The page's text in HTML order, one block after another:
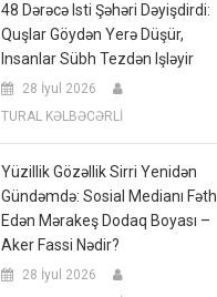
48 Dərəcə Isti Şəhəri Dəyişdirdi:
Quşlar Göydən Yerə Düşür,
Insanlar Sübh Tezdən Işləyir
28 İyul 2026
TURAL KƏLBƏCƏRLİ
Yüzillik Gözəllik Sirri Yenidən
Gündəmdə: Sosial Medianı Fəth
Edən Mərakeş Dodaq Boyası –
Aker Fassi Nədir?
28 İyul 2026